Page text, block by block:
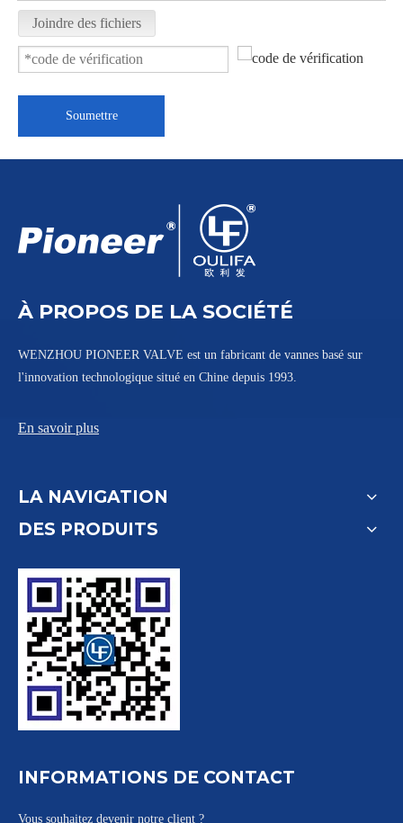
Joindre des fichiers
Soumettre
À PROPOS DE LA SOCIÉTÉ
WENZHOU PIONEER VALVE est un fabricant de vannes basé sur
l'innovation technologique situé en Chine depuis 1993.
En savoir plus
LA NAVIGATION
DES PRODUITS
INFORMATIONS DE CONTACT
Vous souhaitez devenir notre client ?